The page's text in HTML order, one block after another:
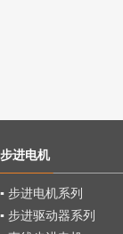
步进电机
▪ 步进电机系列
▪ 步进驱动器系列